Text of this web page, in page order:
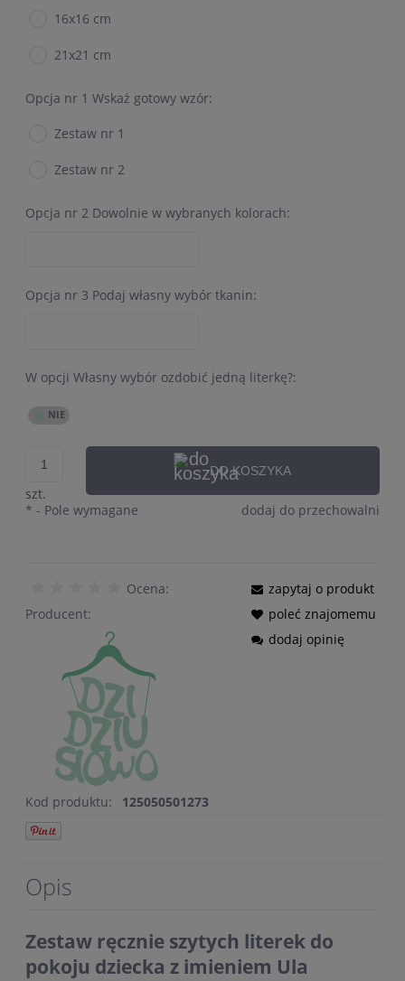
16x16 cm
21x21 cm
Opcja nr 1 Wskaż gotowy wzór:
Zestaw nr 1
Zestaw nr 2
Opcja nr 2 Dowolnie w wybranych kolorach:
Opcja nr 3 Podaj własny wybór tkanin:
W opcji Własny wybór ozdobić jedną literkę?:
szt.
DO KOSZYKA
dodaj do przechowalni
* - Pole wymagane
Ocena:
Producent:
Kod produktu: 125050501273
zapytaj o produkt
poleć znajomemu
dodaj opinię
Opis
Zestaw ręcznie szytych literek do
pokoju dziecka z imieniem Ula